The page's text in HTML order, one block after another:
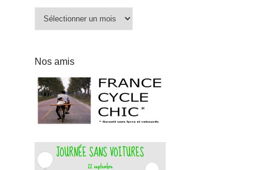
Archives
Nos amis